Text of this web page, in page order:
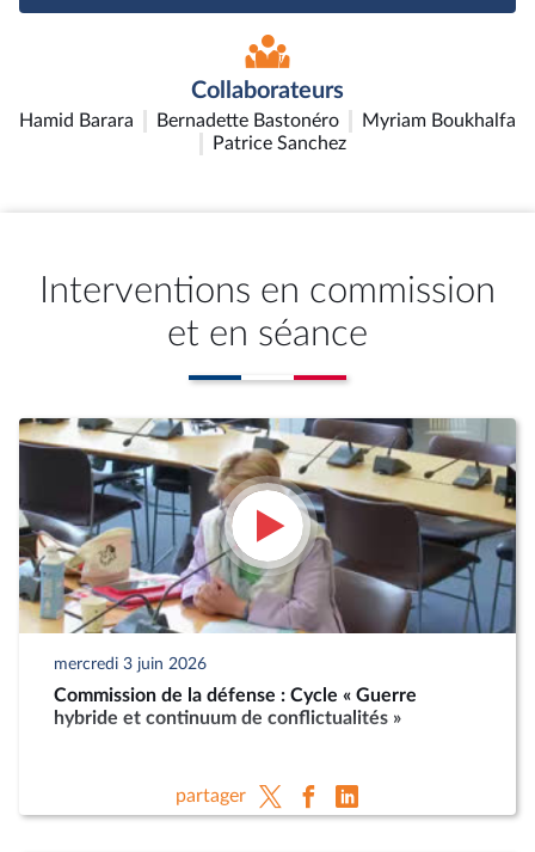
Collaborateurs
Hamid Barara Bernadette Bastonéro
Myriam Boukhalfa
Patrice Sanchez
Interventions en commission
et en séance
mercredi 3 juin 2026
Commission de la défense : Cycle « Guerre
hybride et continuum de conflictualités »
partager